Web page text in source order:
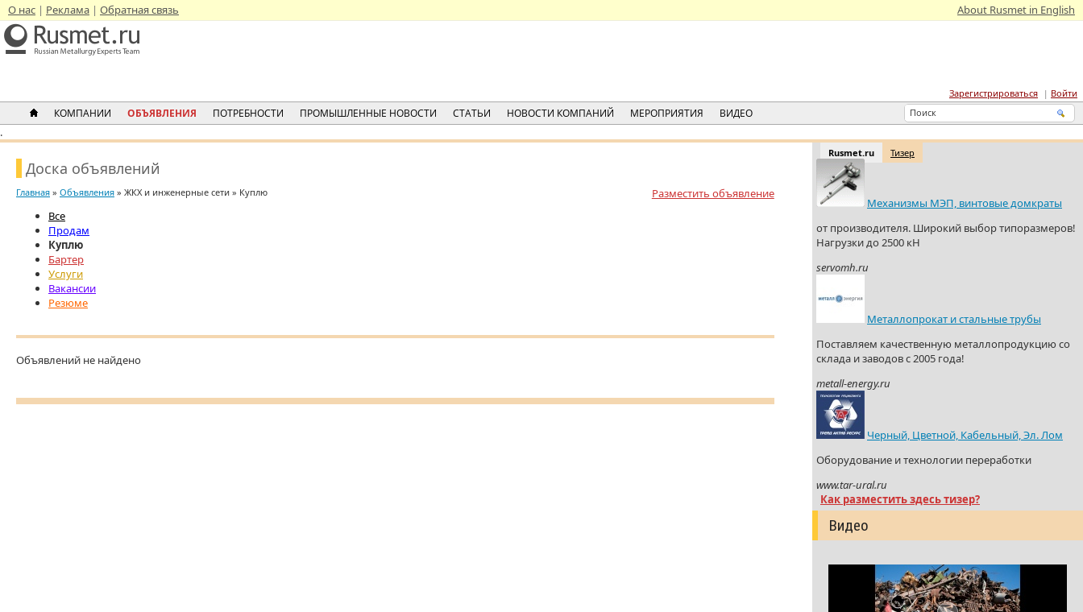
О нас Реклама Обратная связь About Rusmet in English
Зарегистрироваться Войти
КОМПАНИИ ОБЪЯВЛЕНИЯ ПОТРЕБНОСТИ ПРОМЫШЛЕННЫЕ НОВОСТИ СТАТЬИ НОВОСТИ КОМПАНИЙ МЕРОПРИЯТИЯ ВИДЕО
.
Rusmet.ru Тизер
Механизмы МЭП, винтовые домкраты
от производителя. Широкий выбор типоразмеров!
Нагрузки до 2500 кН
servomh.ru
Металлопрокат и стальные трубы
Поставляем качественную металлопродукцию со
склада и заводов с 2005 года!
metall-energy.ru
Черный, Цветной, Кабельный, Эл. Лом
Оборудование и технологии переработки
www.tar-ural.ru
Как разместить здесь тизер?
Видео
Доска объявлений
Разместить объявление
Главная » Объявления » ЖКХ и инженерные сети » Куплю
Все
Продам
Куплю
Бартер
Услуги
Вакансии
Резюме
Объявлений не найдено